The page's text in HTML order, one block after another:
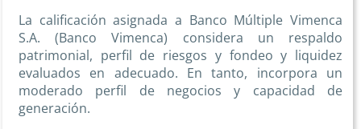
La calificación asignada a Banco Múltiple Vimenca
S.A. (Banco Vimenca) considera un respaldo
patrimonial, perfil de riesgos y fondeo y liquidez
evaluados en adecuado. En tanto, incorpora un
moderado perfil de negocios y capacidad de
generación.